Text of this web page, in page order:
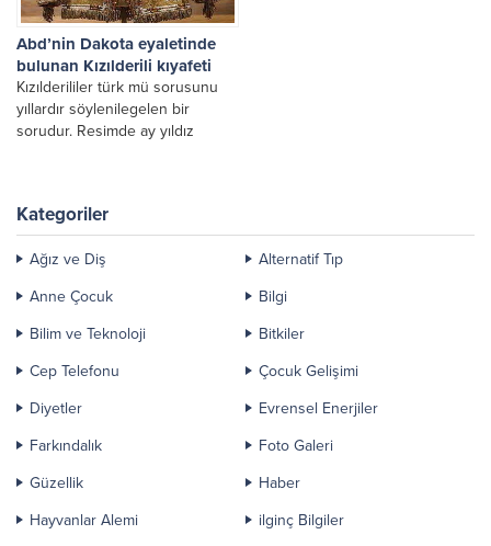
Abd’nin Dakota eyaletinde
bulunan Kızılderili kıyafeti
Kızılderililer türk mü sorusunu
yıllardır söylenilegelen bir
sorudur. Resimde ay yıldız
Kategoriler
Ağız ve Diş
Alternatif Tıp
Anne Çocuk
Bilgi
Bilim ve Teknoloji
Bitkiler
Cep Telefonu
Çocuk Gelişimi
Diyetler
Evrensel Enerjiler
Farkındalık
Foto Galeri
Güzellik
Haber
Hayvanlar Alemi
ilginç Bilgiler